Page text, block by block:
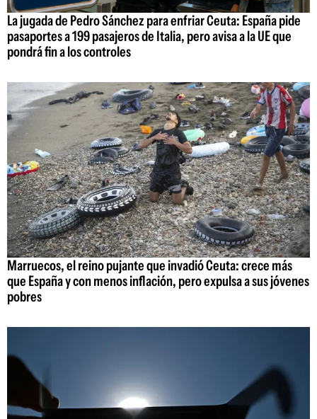
La jugada de Pedro Sánchez para enfriar Ceuta: España pide
pasaportes a 199 pasajeros de Italia, pero avisa a la UE que
pondrá fin a los controles
Marruecos, el reino pujante que invadió Ceuta: crece más
que España y con menos inflación, pero expulsa a sus jóvenes
pobres